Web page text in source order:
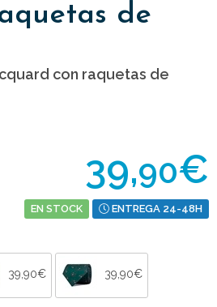
de
con raquetas de
39,90€
EN STOCK ENTREGA 24-48H
39,90€ 39,90€